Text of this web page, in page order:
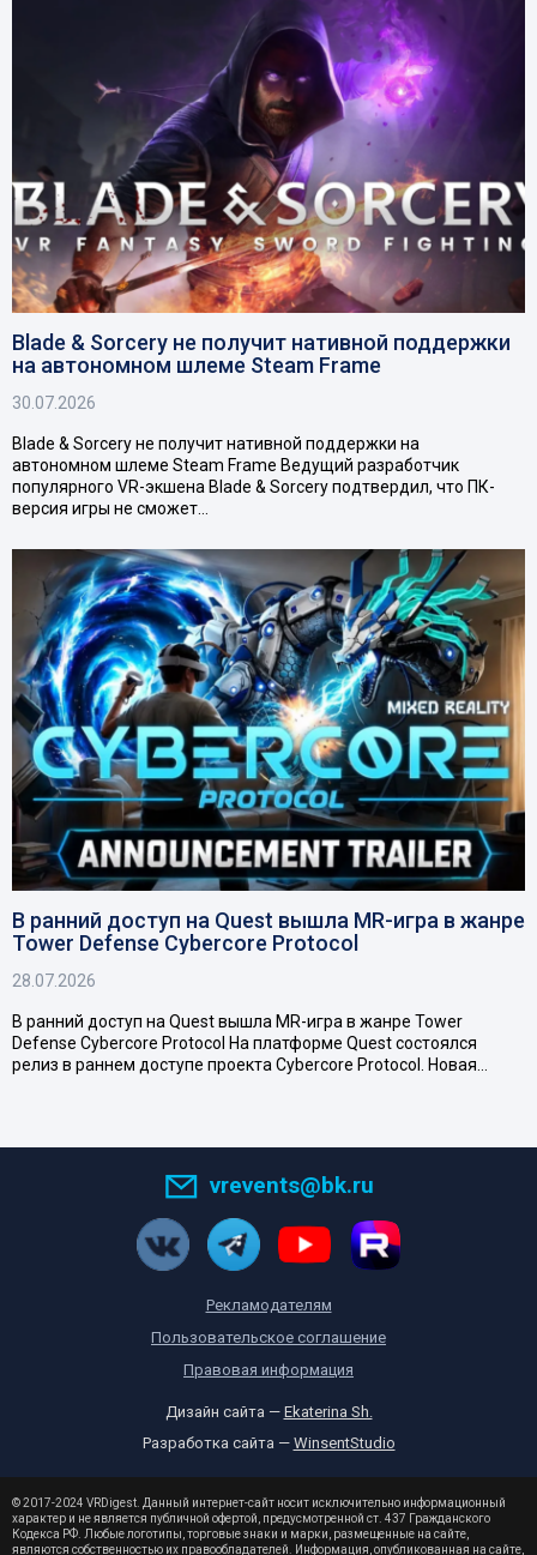
Blade & Sorcery не получит нативной поддержки
на автономном шлеме Steam Frame
30.07.2026
Blade & Sorcery не получит нативной поддержки на
автономном шлеме Steam Frame Ведущий разработчик
популярного VR-экшена Blade & Sorcery подтвердил, что ПК-
версия игры не сможет…
В ранний доступ на Quest вышла MR-игра в жанре
Tower Defense Cybercore Protocol
28.07.2026
В ранний доступ на Quest вышла MR-игра в жанре Tower
Defense Cybercore Protocol На платформе Quest состоялся
релиз в раннем доступе проекта Cybercore Protocol. Новая…
vrevents@bk.ru
Рекламодателям
Пользовательское соглашение
Правовая информация
Дизайн сайта — Ekaterina Sh.
Разработка сайта — WinsentStudio
© 2017-2024 VRDigest. Данный интернет-сайт носит исключительно информационный
характер и не является публичной офертой, предусмотренной ст. 437 Гражданского
Кодекса РФ. Любые логотипы, торговые знаки и марки, размещенные на сайте,
являются собственностью их правообладателей. Информация, опубликованная на сайте,